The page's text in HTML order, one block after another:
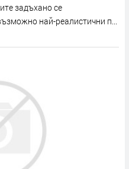
задъхано се
най-реалистични п...